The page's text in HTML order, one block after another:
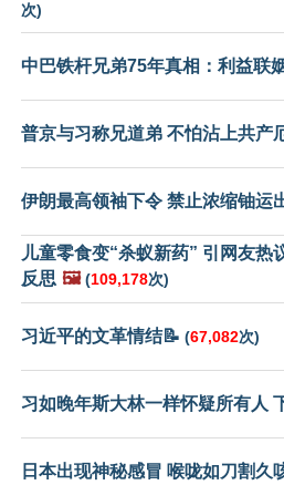
次)
中巴铁杆兄弟75年真相：利益联
普京与习称兄道弟 不怕沾上共产
伊朗最高领袖下令 禁止浓缩铀运
儿童零食变“杀蚁新药” 引网友热
反思 🖼️ (109,178次)
习近平的文革情结📝 (67,082次)
习如晚年斯大林一样怀疑所有人
日本出现神秘感冒 喉咙如刀割久